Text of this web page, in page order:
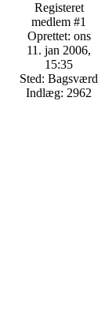
Registeret
medlem #1
Oprettet: ons
11. jan 2006,
15:35
Sted: Bagsværd
Indlæg: 2962